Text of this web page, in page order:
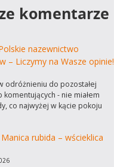
komentarze
nazewnictwo
– Liczymy na Wasze opinie!
odróżnieniu do pozostałej
komentujących - nie miałem
co najwyżej w kącie pokoju
Manica rubida – wścieklica